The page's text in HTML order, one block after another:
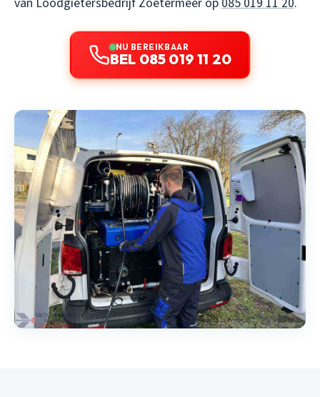
NU BEREIKBAAR
BEL 085 019 11 20